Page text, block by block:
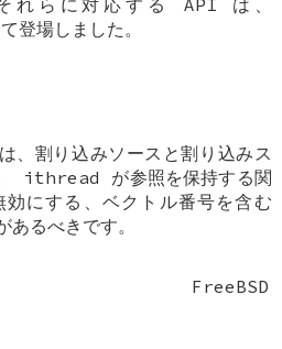
登場しました。
、割り込みソースと割り込みス
。 ithread が参照を保持する関
にする、ベクトル番号を含む
あるべきです。
FreeBSD